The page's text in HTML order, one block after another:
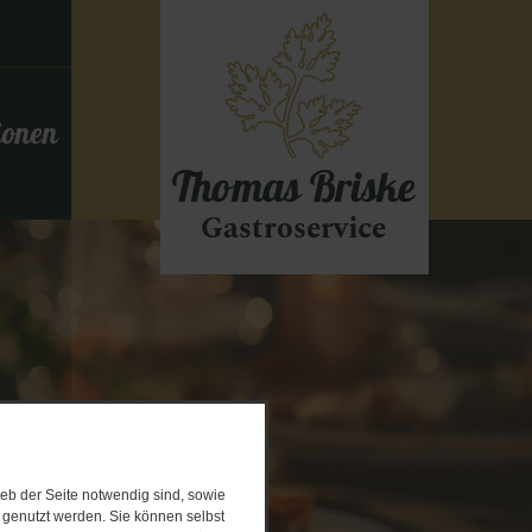
der Seite notwendig sind, sowie
werden. Sie können selbst